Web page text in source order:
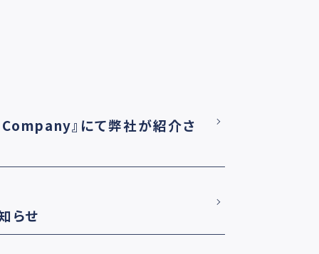
』にて弊社が紹介さ
らせ